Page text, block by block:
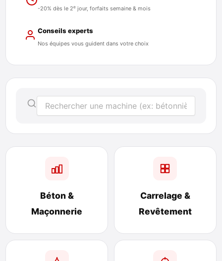
-20% dès le 2e jour, forfaits semaine & mois
Conseils experts
Nos équipes vous guident dans votre choix
Béton &
Maçonnerie
Carrelage &
Revêtement